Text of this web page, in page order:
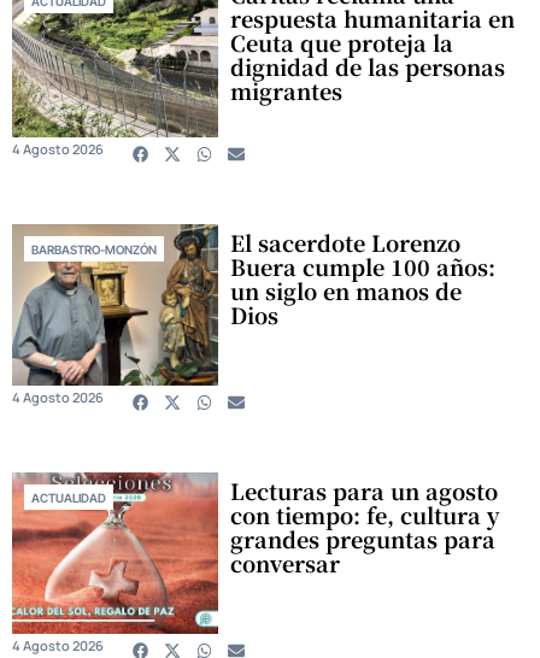
respuesta humanitaria en
Ceuta que proteja la
dignidad de las personas
migrantes
4 Agosto 2026
BARBASTRO-MONZÓN El sacerdote Lorenzo
Buera cumple 100 años:
un siglo en manos de
Dios
4 Agosto 2026
ACTUALIDAD Lecturas para un agosto
con tiempo: fe, cultura y
grandes preguntas para
conversar
4 Agosto 2026